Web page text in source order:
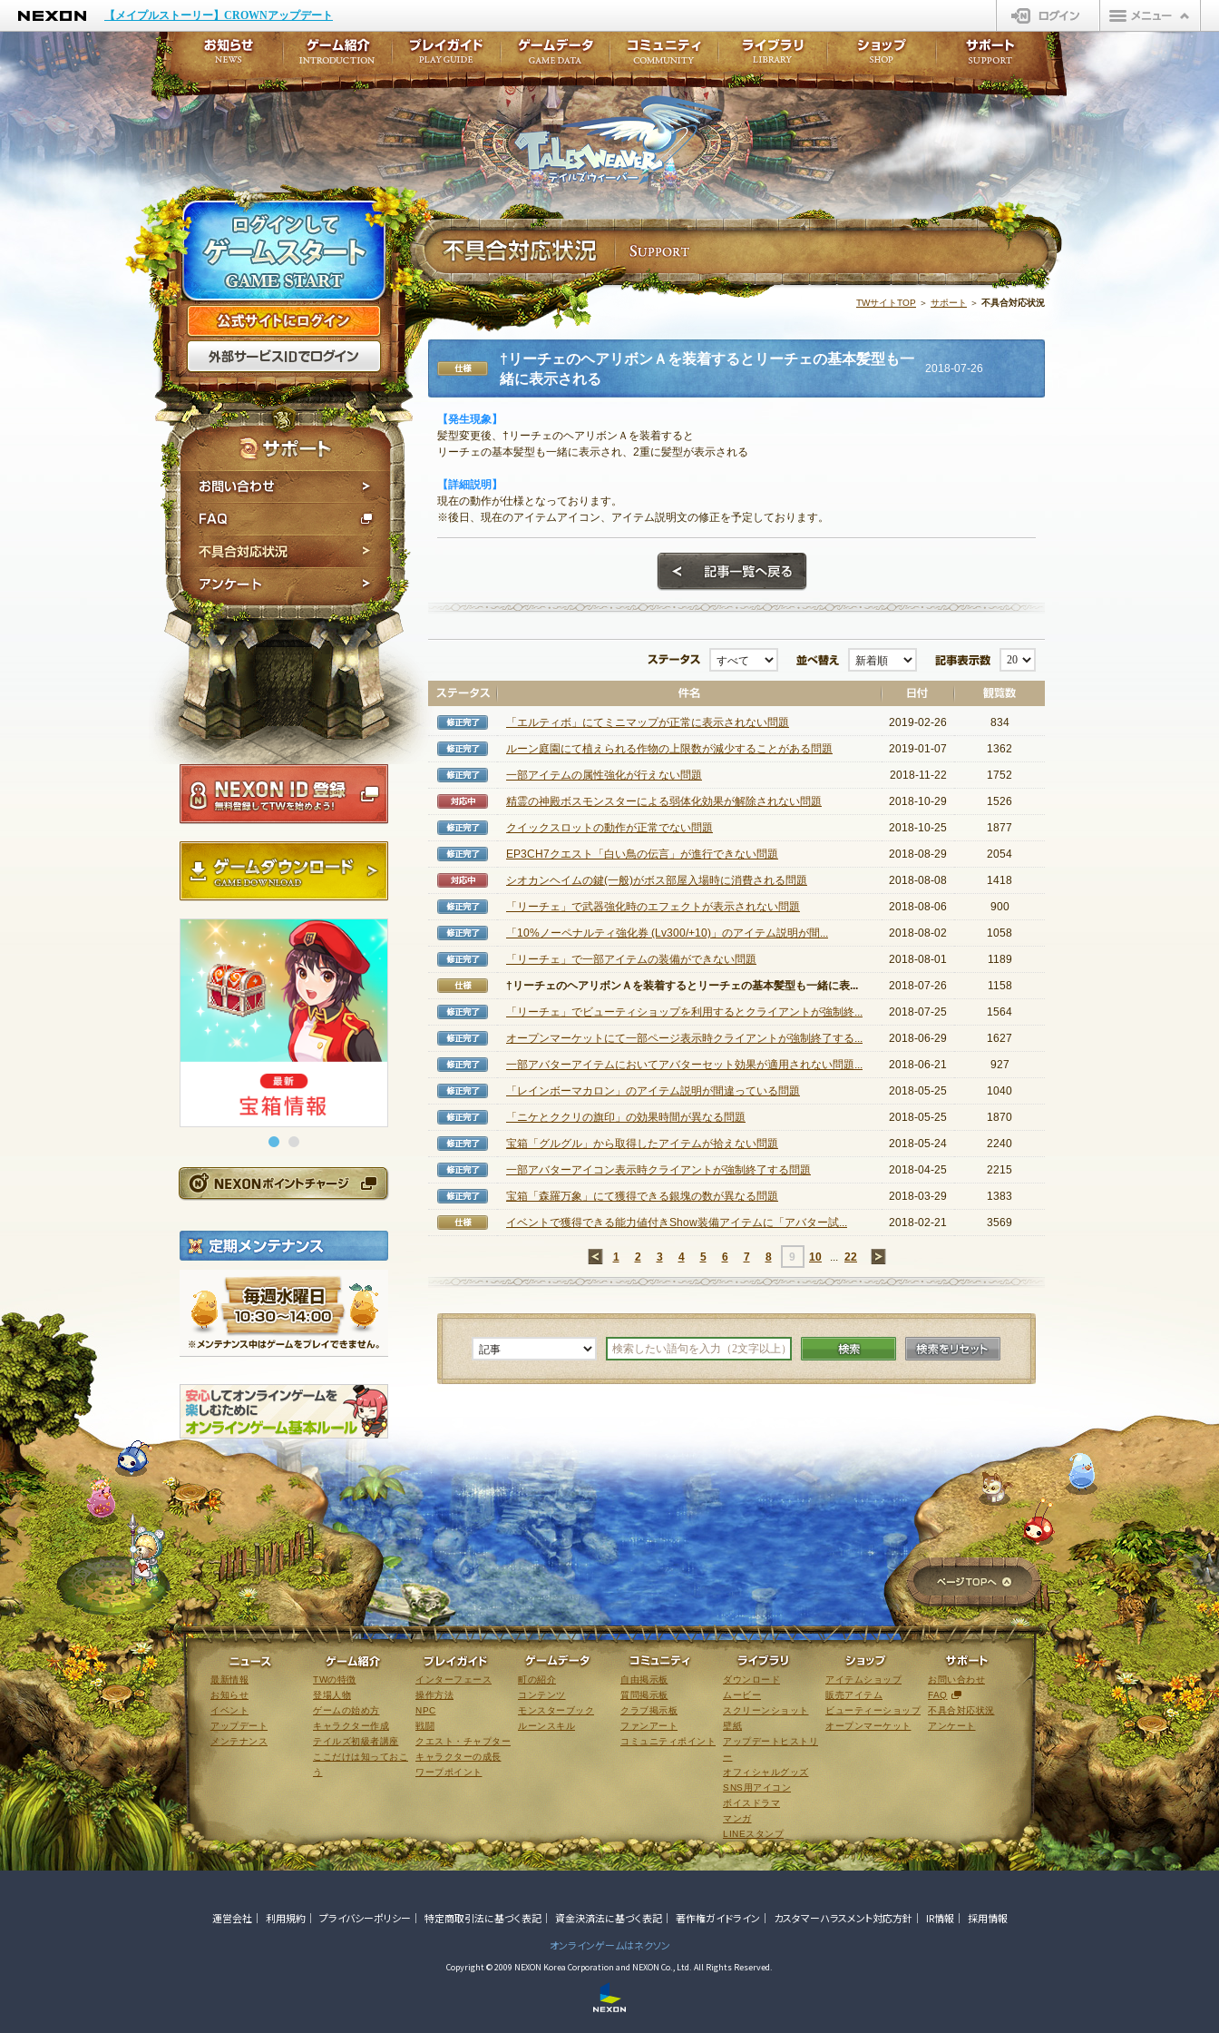
NEXON
【メイプルストーリー】CROWNアップデート
ログイン
テイルズウィーバー
公式サイトにログイン
外部サービスIDでログイン
お問い合わせ
FAQ
NEXON ID登録
ゲームダウンロード
NEXONポイントチャージ
定期メンテナンス
毎週水曜日 10:30～14:00
TWサイトTOP ＞ サポート ＞ 不具合対応状況
†リーチェのヘアリボンＡを装着するとリーチェの基本髪型も一
緒に表示される
2018-07-26
【発生現象】
髪型変更後、†リーチェのヘアリボンＡを装着すると
リーチェの基本髪型も一緒に表示され、2重に髪型が表示される
【詳細説明】
現在の動作が仕様となっております。
※後日、現在のアイテムアイコン、アイテム説明文の修正を予定しております。
ステータス 並び替え 記事表示数
修正完了
「エルティボ」にてミニマップが正常に表示されない問題 2019-02-26 834
修正完了
ルーン庭園にて植えられる作物の上限数が減少することがある問題 2019-01-07 1362
修正完了
一部アイテムの属性強化が行えない問題 2018-11-22 1752
対応中
精霊の神殿ボスモンスターによる弱体化効果が解除されない問題 2018-10-29 1526
修正完了
クイックスロットの動作が正常でない問題 2018-10-25 1877
修正完了
EP3CH7クエスト「白い鳥の伝言」が進行できない問題 2018-08-29 2054
対応中
シオカンヘイムの鍵(一般)がボス部屋入場時に消費される問題 2018-08-08 1418
修正完了
「リーチェ」で武器強化時のエフェクトが表示されない問題 2018-08-06 900
修正完了
「10%ノーペナルティ強化券 (Lv300/+10)」のアイテム説明が間... 2018-08-02 1058
修正完了
「リーチェ」で一部アイテムの装備ができない問題 2018-08-01 1189
仕様
†リーチェのヘアリボンＡを装着するとリーチェの基本髪型も一緒に表... 2018-07-26 1158
修正完了
「リーチェ」でビューティショップを利用するとクライアントが強制終... 2018-07-25 1564
修正完了
オープンマーケットにて一部ページ表示時クライアントが強制終了する... 2018-06-29 1627
修正完了
一部アバターアイテムにおいてアバターセット効果が適用されない問題... 2018-06-21 927
修正完了
「レインボーマカロン」のアイテム説明が間違っている問題 2018-05-25 1040
修正完了
「ニケとククリの旗印」の効果時間が異なる問題 2018-05-25 1870
修正完了
宝箱「グルグル」から取得したアイテムが拾えない問題 2018-05-24 2240
修正完了
一部アバターアイコン表示時クライアントが強制終了する問題 2018-04-25 2215
修正完了
宝箱「森羅万象」にて獲得できる銀塊の数が異なる問題 2018-03-29 1383
仕様
イベントで獲得できる能力値付きShow装備アイテムに「アバター試... 2018-02-21 3569
←1 2 3 4 5 6 7 8 9 10 ... 22
検索 検索をリセット
お知らせ
イベント
アップデート
メンテナンス
ゲーム紹介
ここだけは知っておこうプレイガイド
ワープポイント
ゲームデータ
ルーンスキル
コミュニティ
コミュニティポイントライブラリ
LINEスタンプ
ショップ
販売アイテム
ビューティーショップ
オープンマーケットサポート
不具合対応状況
アンケート
ページTOPへ
ニュース
最新情報
お知らせ
イベント
アップデート
メンテナンス
ゲーム紹介
TWの特徴
登場人物
ゲームの始め方
キャラクター作成
テイルズ初級者講座
ここだけは知っておこ
う
プレイガイド
インターフェース
操作方法
NPC
戦闘
クエスト・チャプター
キャラクターの成長
ワープポイント
ゲームデータ
町の紹介
コンテンツ
モンスターブック
ルーンスキル
コミュニティ
自由掲示板
質問掲示板
クラブ掲示板
ファンアート
コミュニティポイント
ライブラリ
ダウンロード
ムービー
スクリーンショット
壁紙
アップデートヒストリ
ー
オフィシャルグッズ
SNS用アイコン
ボイスドラマ
マンガ
LINEスタンプ
ショップ
アイテムショップ
販売アイテム
ビューティーショップ
オープンマーケット
サポート
お問い合わせ
FAQ
不具合対応状況
アンケート
運営会社 利用規約 プライバシーポリシー 特定商取引法に基づく表記 資金決済法に基づく表記 著作権ガイドライン カスタマーハラスメント対応方針 IR情報
採用情報
オンラインゲームはネクソン
Copyright © 2009 NEXON Korea Corporation and NEXON Co., Ltd. All Rights Reserved.